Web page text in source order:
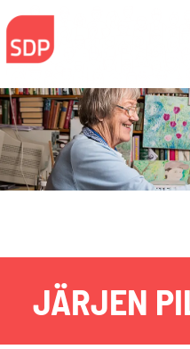
to
content
JÄRJEN